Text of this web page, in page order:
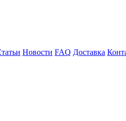
Новости FAQ Доставка